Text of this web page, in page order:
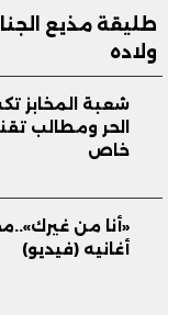
طليقة مذيع
ولاده
شعبة المخابز
الحر ومطالب
خاص
«أنا من
أغانيه (فيديو)